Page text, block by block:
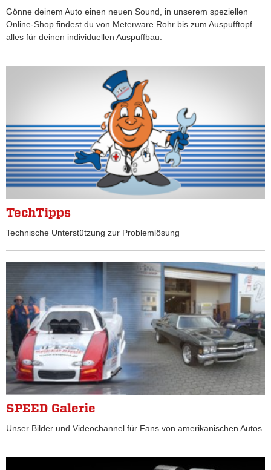
Gönne deinem Auto einen neuen Sound, in unserem speziellen
Online-Shop findest du von Meterware Rohr bis zum Auspufftopf
alles für deinen individuellen Auspuffbau.
TechTipps
Technische Unterstützung zur Problemlösung
SPEED Galerie
Unser Bilder und Videochannel für Fans von amerikanischen Autos.